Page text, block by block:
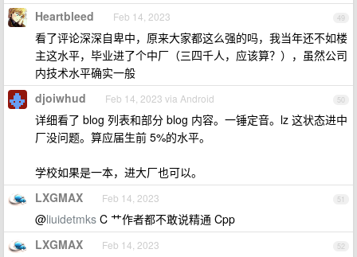
49
Heartbleed Feb 14, 2023
看了评论深深自卑中，原来大家都这么强的吗，我当年还不如楼
主这水平，毕业进了个中厂（三四千人，应该算？），虽然公司
内技术水平确实一般
50
djoiwhud Feb 14, 2023 via Android
详细看了 blog 列表和部分 blog 内容。一锤定音。lz 这状态进中
厂没问题。算应届生前 5%的水平。
学校如果是一本，进大厂也可以。
51
LXGMAX Feb 14, 2023
@liuidetmks C 艹作者都不敢说精通 Cpp
52
LXGMAX Feb 14, 2023